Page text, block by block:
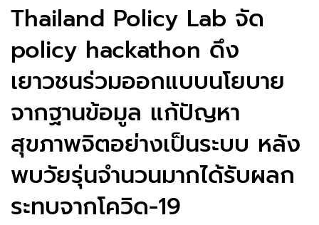
Thailand Policy Lab จัด
policy hackathon ดึง
เยาวชนร่วมออกแบบนโยบาย
จากฐานข้อมูล แก้ปัญหา
สุขภาพจิตอย่างเป็นระบบ หลัง
พบวัยรุ่นจำนวนมากได้รับผลก
ระทบจากโควิด-19